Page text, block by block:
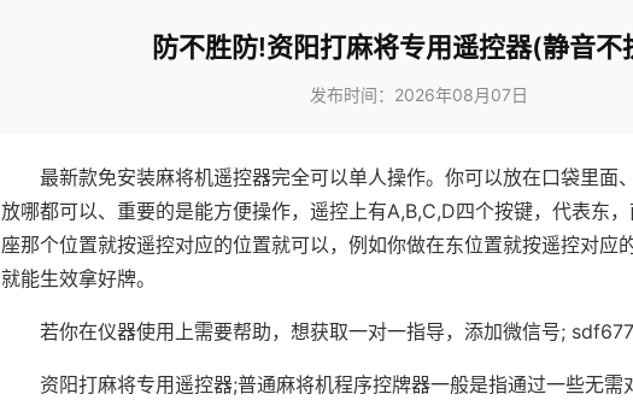
防不胜防!资阳打麻将专用遥控器(静音不
发布时间：2026年08月07日
最新款免安装麻将机遥控器完全可以单人操作。你可以放在口袋里面
放哪都可以、重要的是能方便操作，遥控上有A,B,C,D四个按键，代表东，
座那个位置就按遥控对应的位置就可以，例如你做在东位置就按遥控对应
就能生效拿好牌。
若你在仪器使用上需要帮助，想获取一对一指导，添加微信号;
资阳打麻将专用遥控器;普通麻将机程序控牌器一般是指通过一些无需